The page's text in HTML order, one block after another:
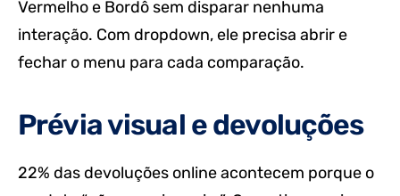
Vermelho e Bordô sem disparar nenhuma
interação. Com dropdown, ele precisa abrir e
fechar o menu para cada comparação.
Prévia visual e devoluções
22% das devoluções online acontecem porque o